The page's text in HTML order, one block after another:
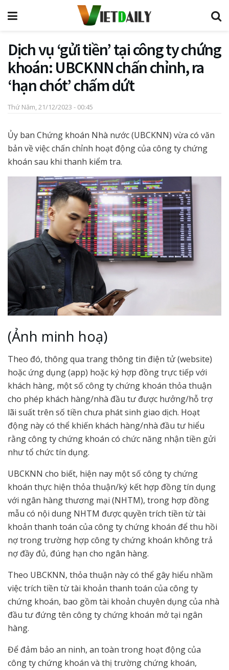
Dịch vụ ‘gửi tiền’ tại công ty chứng
khoán: UBCKNN chấn chỉnh, ra
‘hạn chót’ chấm dứt
Thứ Năm, 21/12/2023 - 00:45
Ủy ban Chứng khoán Nhà nước (UBCKNN) vừa có văn
bản về việc chấn chỉnh hoạt động của công ty chứng
khoán sau khi thanh kiểm tra.
(Ảnh minh hoạ)
Theo đó, thông qua trang thông tin điện tử (website)
hoặc ứng dụng (app) hoặc ký hợp đồng trực tiếp với
khách hàng, một số công ty chứng khoán thỏa thuận
cho phép khách hàng/nhà đầu tư được hưởng/hỗ trợ
lãi suất trên số tiền chưa phát sinh giao dịch. Hoạt
động này có thể khiến khách hàng/nhà đầu tư hiểu
rằng công ty chứng khoán có chức năng nhận tiền gửi
như tổ chức tín dụng.
UBCKNN cho biết, hiện nay một số công ty chứng
khoán thực hiện thỏa thuận/ký kết hợp đồng tín dụng
với ngân hàng thương mại (NHTM), trong hợp đồng
mẫu có nội dung NHTM được quyền trích tiền từ tài
khoản thanh toán của công ty chứng khoán để thu hồi
nợ trong trường hợp công ty chứng khoán không trả
nợ đầy đủ, đúng hạn cho ngân hàng.
Theo UBCKNN, thỏa thuận này có thể gây hiểu nhầm
việc trích tiền từ tài khoản thanh toán của công ty
chứng khoán, bao gồm tài khoản chuyên dụng của nhà
đầu tư đứng tên công ty chứng khoán mở tại ngân
hàng.
Để đảm bảo an ninh, an toàn trong hoạt động của
công ty chứng khoán và thị trường chứng khoán,